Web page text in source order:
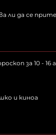
ли да се
за 10 - 16
и киноа